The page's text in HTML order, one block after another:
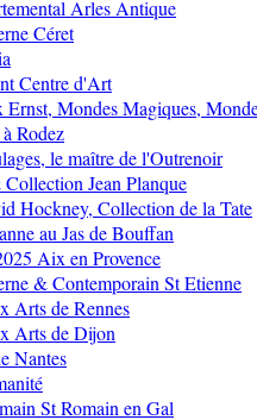
Arles Antique
Céret
Centre d'Art
Mondes Magiques,
Rodez
le maître de l'Outrenoir
Jean Planque
Hockney, Collection de la Tate
au Jas de Bouffan
Aix en Provence
& Contemporain St Etienne
Arts de Rennes
Arts de Dijon
Nantes
St Romain en Gal